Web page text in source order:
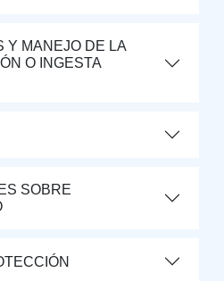
Y MANEJO DE LA
O INGESTA
SOBRE